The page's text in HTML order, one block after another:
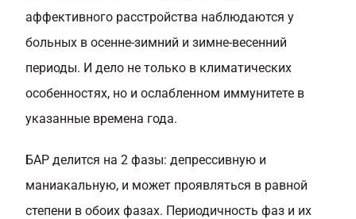
аффективного расстройства наблюдаются у
больных в осенне-зимний и зимне-весенний
периоды. И дело не только в климатических
особенностях, но и ослабленном иммунитете в
указанные времена года.
БАР делится на 2 фазы: депрессивную и
маниакальную, и может проявляться в равной
степени в обоих фазах. Периодичность фаз и их